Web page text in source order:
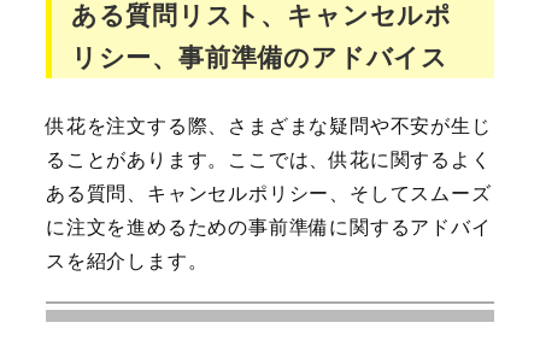
ある質問リスト、キャンセルポ
リシー、事前準備のアドバイス
供花を注文する際、さまざまな疑問や不安が生じ
ることがあります。ここでは、供花に関するよく
ある質問、キャンセルポリシー、そしてスムーズ
に注文を進めるための事前準備に関するアドバイ
スを紹介します。